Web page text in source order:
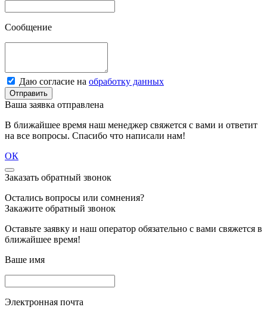
Сообщение
Даю согласие на обработку данных
Отправить
Ваша заявка отправлена
В ближайшее время наш менеджер свяжется с вами и ответит
на все вопросы. Спасибо что написали нам!
ОК
Заказать обратный звонок
Остались вопросы или сомнения?
Закажите обратный звонок
Оставьте заявку и наш оператор обязательно с вами свяжется в
ближайшее время!
Ваше имя
Электронная почта